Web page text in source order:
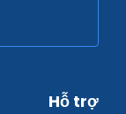
Hỗ trợ